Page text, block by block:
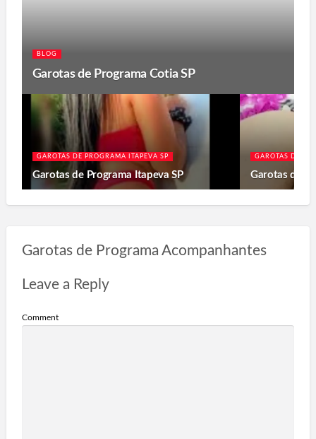
BLOG
Garotas de Programa Cotia SP
GAROTAS DE PROGRAMA ITAPEVA SP
Garotas de Programa Itapeva SP
GAROTAS DE
Garotas de
Garotas de Programa Acompanhantes
Leave a Reply
Comment